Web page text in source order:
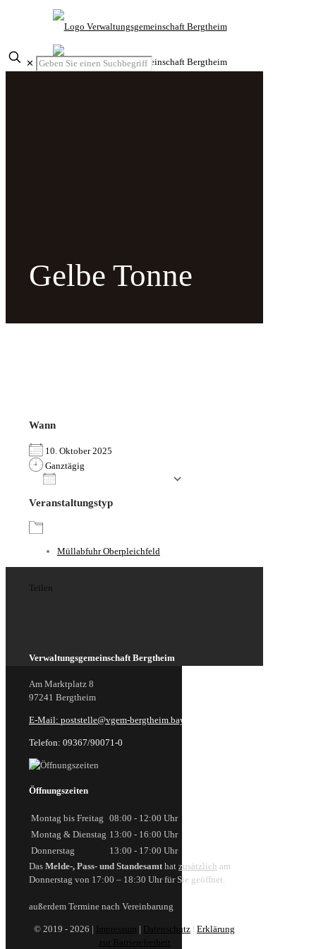
✕
Gelbe Tonne
Wann
10. Oktober 2025
Ganztägig
ICS herunterladenGoogle Kalender
Veranstaltungstyp
Müllabfuhr Oberpleichfeld
Teilen
Verwaltungsgemeinschaft Bergtheim
Am Marktplatz 8
97241 Bergtheim
E-Mail: poststelle@vgem-bergtheim.bayern.de
Telefon: 09367/90071-0
Öffnungszeiten
Montag bis Freitag 08:00 - 12:00 Uhr
Montag & Dienstag 13:00 - 16:00 Uhr
Donnerstag
13:00 - 17:00 Uhr
Das Melde-, Pass- und Standesamthat zusätzlich am
Donnerstag von 17:00 – 18:30 Uhr für Sie geöffnet.
außerdem Termine nach Vereinbarung
© 2019 - 2026 | Impressum | Datenschutz | Erklärung
zur Barrierefreiheit